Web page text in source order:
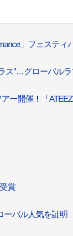
」フェスティ
ス”…グローバル
ー開催！「
賞
ーバル人気を証明